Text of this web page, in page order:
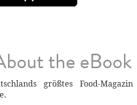
the eBook
größtes Food-